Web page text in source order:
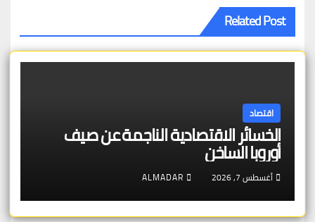
Related Post
اقتصاد
الخسائر الاقتصادية الناجمة عن صيف
أوروبا الساخن
أغسطس 7, 2026 ALMADAR